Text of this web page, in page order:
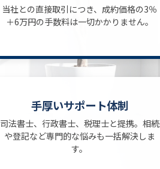
当社との直接取引につき、成約価格の3％
＋6万円の手数料は一切かかりません。
手厚いサポート体制
司法書士、行政書士、税理士と提携。相続
や登記など専門的な悩みも一括解決しま
す。